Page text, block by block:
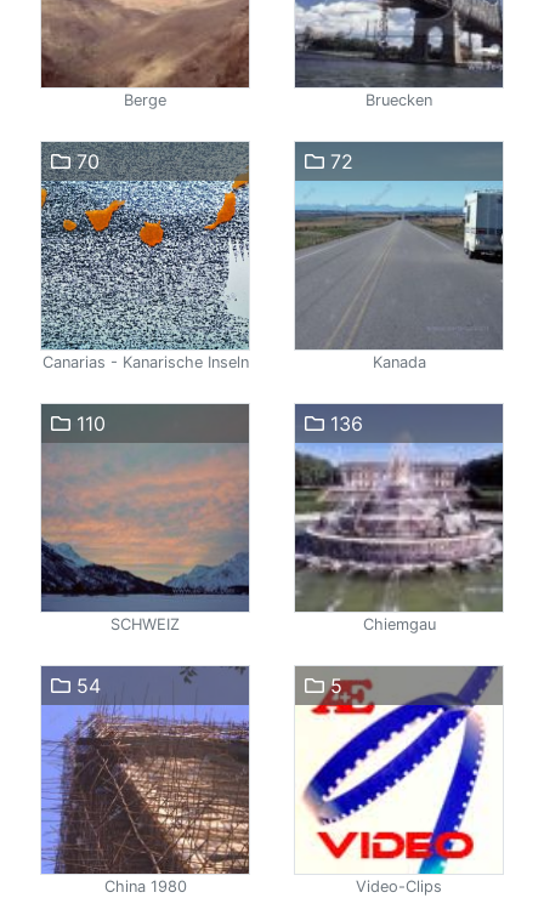
Berge Bruecken
70
Canarias - Kanarische Inseln
72
Kanada
110
SCHWEIZ
136
Chiemgau
54
China 1980
5
Video-Clips